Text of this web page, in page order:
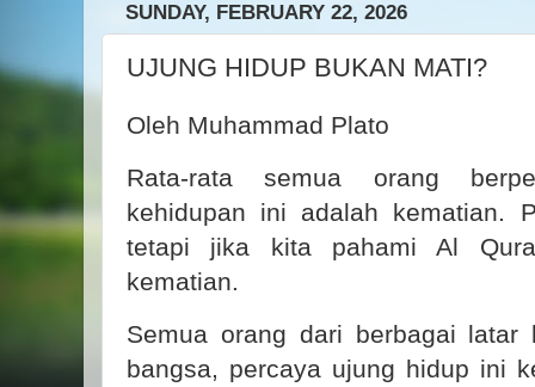
SUNDAY, FEBRUARY 22, 2026
UJUNG HIDUP BUKAN MATI?
Oleh Muhammad Plato
Rata-rata semua orang
kehidupan ini adalah kematian.
tetapi jika kita pahami Al
kematian.
Semua orang dari berbagai latar
bangsa, percaya ujung hidup ini